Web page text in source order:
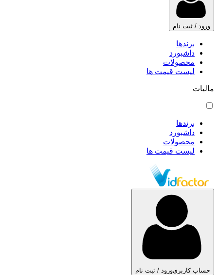
ورود / ثبت نام
برندها
داشبورد
محصولات
لیست قیمت ها
مالیات
برندها
داشبورد
محصولات
لیست قیمت ها
حساب کاربریورود / ثبت نام